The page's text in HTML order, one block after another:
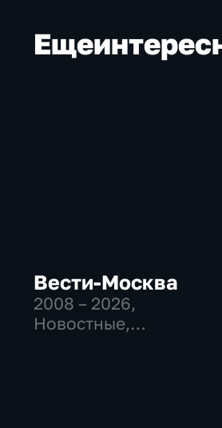
Еще
Вести-Москва
2008 – 2026,
Новостные,